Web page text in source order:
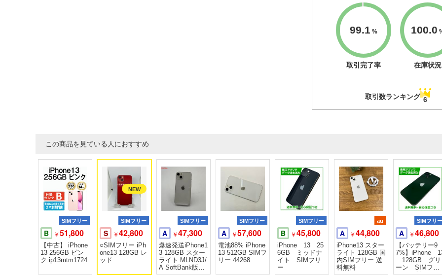
99.1 %
取引完了率
100.0
在庫状況
取引数ランキング 6
この商品を見ている人におすすめ
SIMフリー
B ￥51,800
【中古】 iPhone
13 256GB ピン
ク ip13mtm1724
SIMフリー
S ￥42,800
○SIMフリー iPh
one13 128GB レ
ッド
SIMフリー
A ￥47,300
爆速発送iPhone1
3 128GB スター
ライト MLND3J/
A SoftBank版SI
SIMフリー
A ￥57,600
電池88% iPhone
13 512GB SIMフ
リー 44268
SIMフリー
B ￥45,800
iPhone 13 25
6GB ミッドナ
イト SIMフリ
ー
au
A ￥44,800
iPhone13 スター
ライト 128GB 国
内SIMフリー 送
料無料
SIMフリー
A ￥46,800
【バッテリー9
7%】iPhone
128GB グリ
ーン SIMフリ